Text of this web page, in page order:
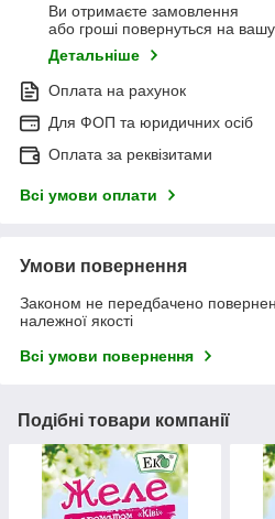
Ви отримаєте замовлення
або гроші повернуться на вашу
Детальніше
Оплата на рахунок
Для ФОП та юридичних осіб
Оплата за реквізитами
Всі умови оплати
Умови повернення
Законом не передбачено
належної якості
Всі умови повернення
Подібні товари компанії